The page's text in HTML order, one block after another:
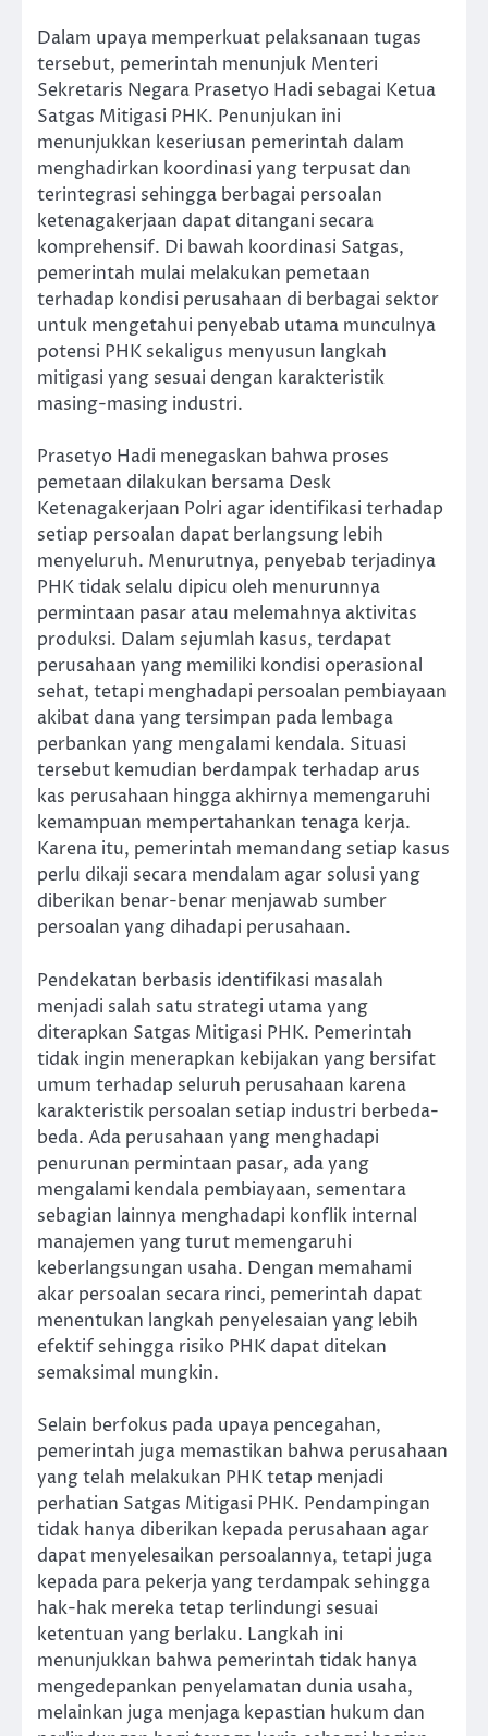
Dalam upaya memperkuat pelaksanaan tugas
tersebut, pemerintah menunjuk Menteri
Sekretaris Negara Prasetyo Hadi sebagai Ketua
Satgas Mitigasi PHK. Penunjukan ini
menunjukkan keseriusan pemerintah dalam
menghadirkan koordinasi yang terpusat dan
terintegrasi sehingga berbagai persoalan
ketenagakerjaan dapat ditangani secara
komprehensif. Di bawah koordinasi Satgas,
pemerintah mulai melakukan pemetaan
terhadap kondisi perusahaan di berbagai sektor
untuk mengetahui penyebab utama munculnya
potensi PHK sekaligus menyusun langkah
mitigasi yang sesuai dengan karakteristik
masing-masing industri.
Prasetyo Hadi menegaskan bahwa proses
pemetaan dilakukan bersama Desk
Ketenagakerjaan Polri agar identifikasi terhadap
setiap persoalan dapat berlangsung lebih
menyeluruh. Menurutnya, penyebab terjadinya
PHK tidak selalu dipicu oleh menurunnya
permintaan pasar atau melemahnya aktivitas
produksi. Dalam sejumlah kasus, terdapat
perusahaan yang memiliki kondisi operasional
sehat, tetapi menghadapi persoalan pembiayaan
akibat dana yang tersimpan pada lembaga
perbankan yang mengalami kendala. Situasi
tersebut kemudian berdampak terhadap arus
kas perusahaan hingga akhirnya memengaruhi
kemampuan mempertahankan tenaga kerja.
Karena itu, pemerintah memandang setiap kasus
perlu dikaji secara mendalam agar solusi yang
diberikan benar-benar menjawab sumber
persoalan yang dihadapi perusahaan.
Pendekatan berbasis identifikasi masalah
menjadi salah satu strategi utama yang
diterapkan Satgas Mitigasi PHK. Pemerintah
tidak ingin menerapkan kebijakan yang bersifat
umum terhadap seluruh perusahaan karena
karakteristik persoalan setiap industri berbeda-
beda. Ada perusahaan yang menghadapi
penurunan permintaan pasar, ada yang
mengalami kendala pembiayaan, sementara
sebagian lainnya menghadapi konflik internal
manajemen yang turut memengaruhi
keberlangsungan usaha. Dengan memahami
akar persoalan secara rinci, pemerintah dapat
menentukan langkah penyelesaian yang lebih
efektif sehingga risiko PHK dapat ditekan
semaksimal mungkin.
Selain berfokus pada upaya pencegahan,
pemerintah juga memastikan bahwa perusahaan
yang telah melakukan PHK tetap menjadi
perhatian Satgas Mitigasi PHK. Pendampingan
tidak hanya diberikan kepada perusahaan agar
dapat menyelesaikan persoalannya, tetapi juga
kepada para pekerja yang terdampak sehingga
hak-hak mereka tetap terlindungi sesuai
ketentuan yang berlaku. Langkah ini
menunjukkan bahwa pemerintah tidak hanya
mengedepankan penyelamatan dunia usaha,
melainkan juga menjaga kepastian hukum dan